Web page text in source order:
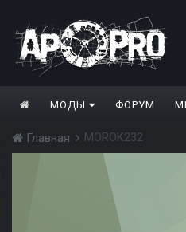
МОДЫ ФОРУМ
Главная MOROK232